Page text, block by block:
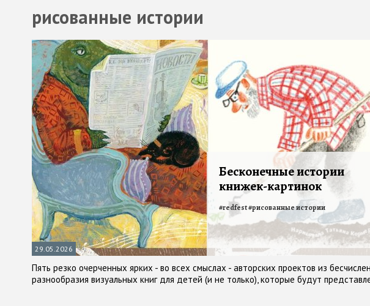
рисованные истории
29.05.2026
Бесконечные истории
книжек-картинок
Пять резко очерченных ярких - во всех смыслах - авторских проектов из
разнообразия визуальных книг для детей (и не только), которые будут
#redfest#рисованные истории